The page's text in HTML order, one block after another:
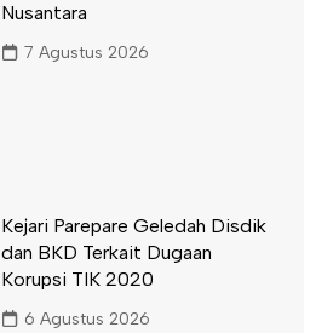
Nusantara
7 Agustus 2026
Kejari Parepare Geledah Disdik
dan BKD Terkait Dugaan
Korupsi TIK 2020
6 Agustus 2026